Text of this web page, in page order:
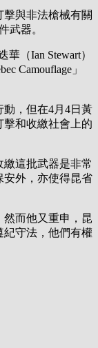
與非法槍械有關
武器。
（Ian Stewart）
Camouflage」
，但在4月4日黃
和收繳社會上的
這批武器是非常
安外，亦使得昆省
而他又重申，昆
紀守法，他們有權